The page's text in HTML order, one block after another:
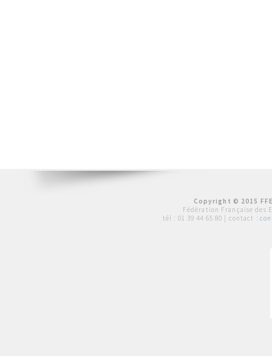
Copyright © 2015
Fédération Française des
tél : 01 39 44 65 80 | contact :